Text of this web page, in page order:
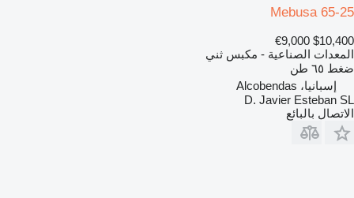
Mebusa 65-25
$10,400
€9,000
المعدات الصناعية - مكبس ثني
ضغط ٦٥ طن
إسبانيا، Alcobendas
D. Javier Esteban SL
الاتصال بالبائع